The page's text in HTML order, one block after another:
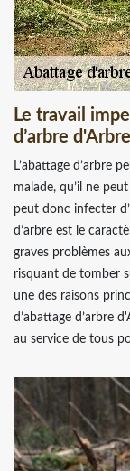
Le travail
d’arbre
L’abattage d’arbre
malade, qu’il ne
peut donc infecter
d’arbre est le
graves problèmes
risquant de tomber
une des raisons
d’abattage d’arbre
au service de tous